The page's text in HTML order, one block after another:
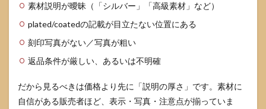
素材説明が曖昧（「シルバー」「高級素材」など）
plated/coatedの記載が目立たない位置にある
刻印写真がない／写真が粗い
返品条件が厳しい、あるいは不明確
だから見るべきは価格より先に「説明の厚さ」です。素材に
自信がある販売者ほど、表示・写真・注意点が揃っていま